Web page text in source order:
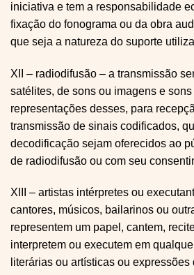
iniciativa e tem a responsabilidade
fixação do fonograma ou da obra
que seja a natureza do suporte
XII – radiodifusão – a transmissão
satélites, de sons ou imagens e
representações desses, para
transmissão de sinais codificados,
decodificação sejam oferecidos ao
de radiodifusão ou com seu
XIII – artistas intérpretes ou
cantores, músicos, bailarinos ou
representem um papel, cantem,
interpretem ou executem em
literárias ou artísticas ou expressões